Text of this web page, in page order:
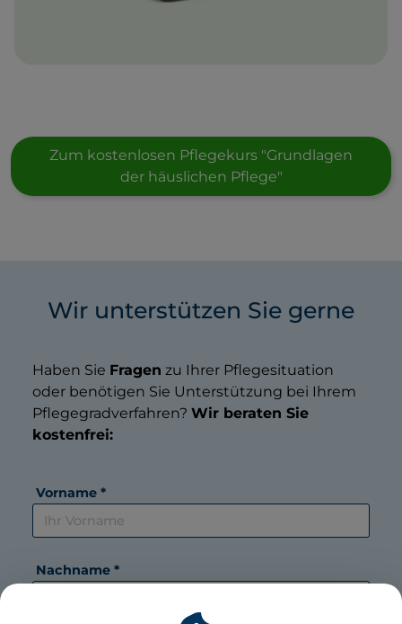
Zum kostenlosen Pflegekurs "Grundlagen
der häuslichen Pflege"
Wir unterstützen Sie gerne
Haben Sie Fragen zu Ihrer Pflegesituation
oder benötigen Sie Unterstützung bei Ihrem
Pflegegradverfahren? Wir beraten Sie
kostenfrei:
Vorname *
Nachname *